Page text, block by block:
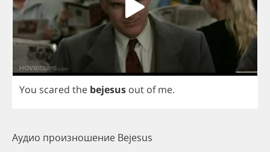
You scared the bejesus out of me.
Аудио произношение Bejesus